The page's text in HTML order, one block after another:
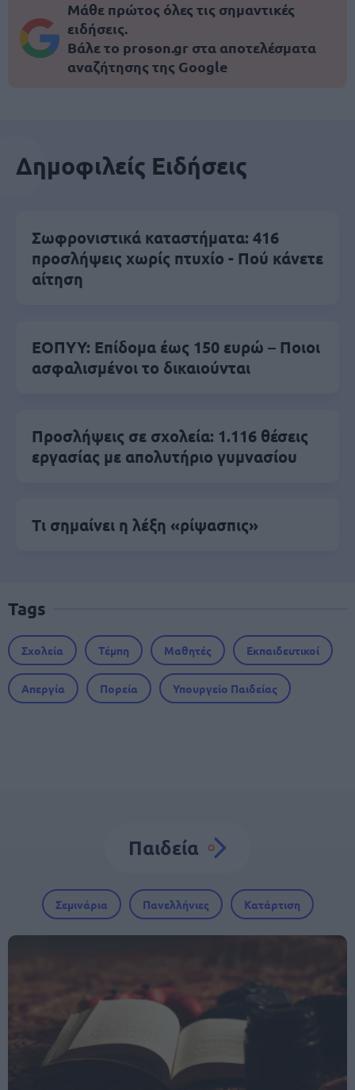
Μάθε πρώτος όλες τις σημαντικές
ειδήσεις.
Βάλε το proson.gr στα αποτελέσματα
αναζήτησης της Google
Δημοφιλείς Ειδήσεις
Σωφρονιστικά καταστήματα: 416
προσλήψεις χωρίς πτυχίο - Πού κάνετε
αίτηση
ΕΟΠΥΥ: Επίδομα έως 150 ευρώ – Ποιοι
ασφαλισμένοι το δικαιούνται
Προσλήψεις σε σχολεία: 1.116 θέσεις
εργασίας με απολυτήριο γυμνασίου
Τι σημαίνει η λέξη «ρίψασπις»
Tags
Σχολεία Τέμπη Μαθητές Εκπαιδευτικοί
Απεργία Πορεία Υπουργείο Παιδείας
Παιδεία
Σεμινάρια Πανελλήνιες Κατάρτιση